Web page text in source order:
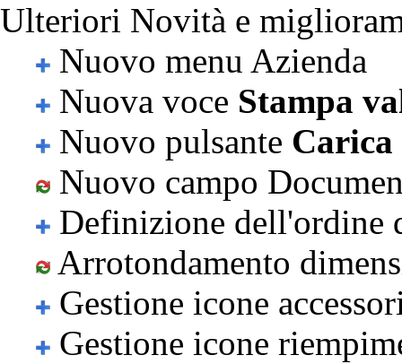
Ulteriori Novità e
Nuovo menu Azienda
Nuova voce Stampa
Nuovo pulsante
Nuovo campo
Definizione dell'ordine
Arrotondamento
Gestione icone
Gestione icone